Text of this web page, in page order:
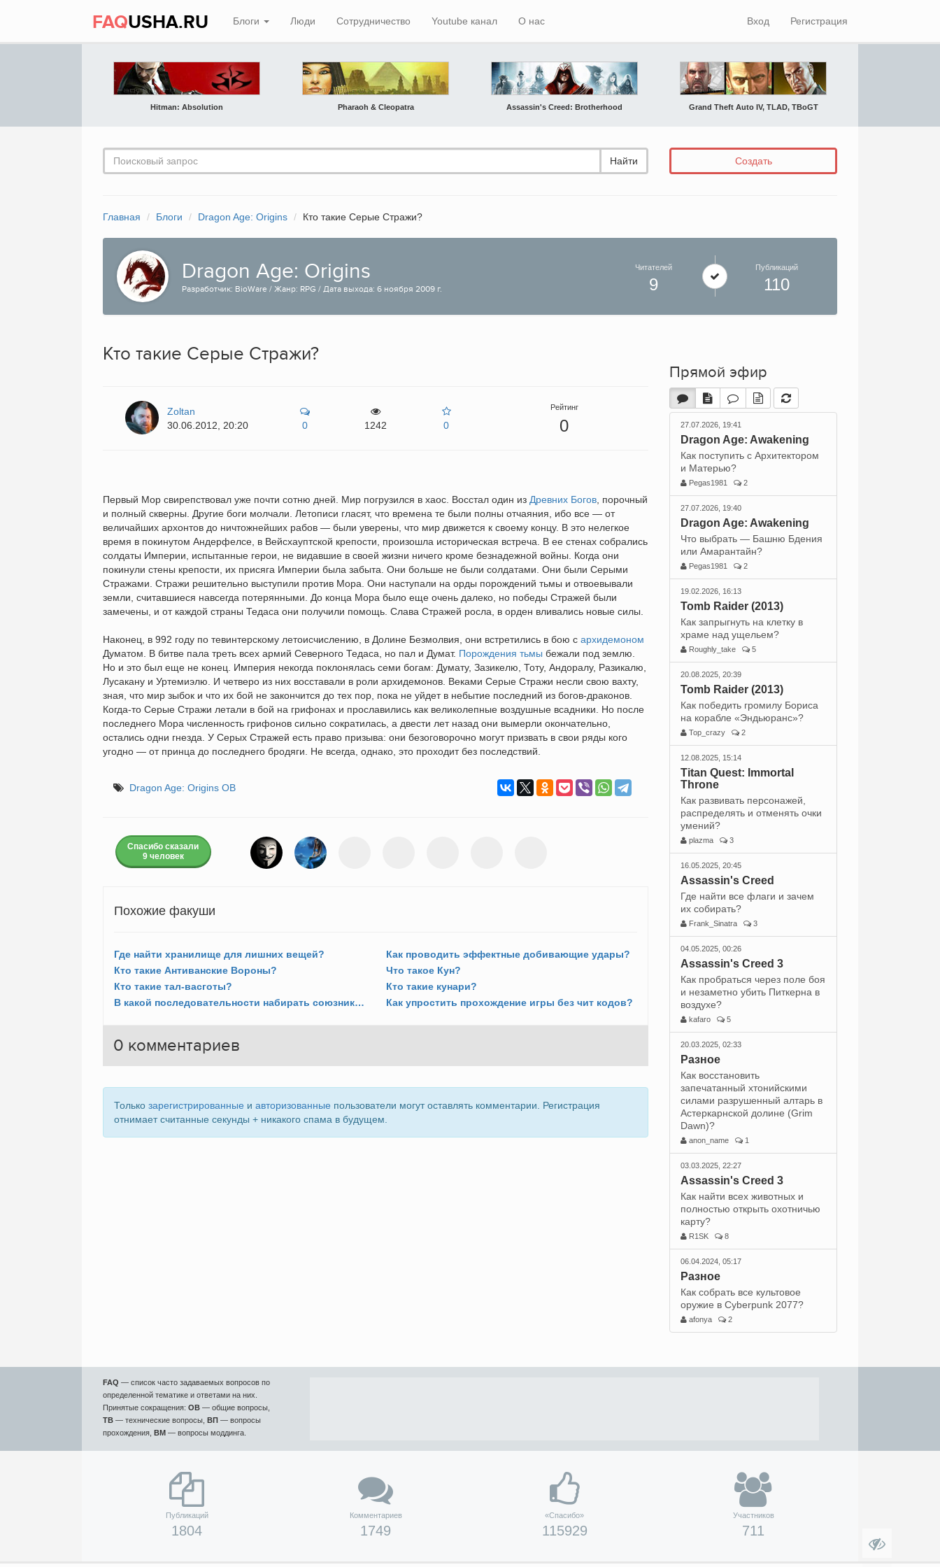
FAQUSHA.RU Блоги Люди Сотрудничество Youtube канал О нас Вход Регистрация
Hitman: Absolution Pharaoh & Cleopatra Assassin's Creed: Brotherhood Grand Theft Auto IV, TLAD, TBoGT
Найти Создать
Главная Блоги Dragon Age: Origins Кто такие Серые Стражи?
Dragon Age: Origins
Разработчик: BioWare / Жанр: RPG / Дата выхода: 6 ноября 2009 г.
Читателей
9
Публикаций
110
Кто такие Серые Стражи?
Zoltan
30.06.2012, 20:20
0 1242 0
Рейтинг
0
Первый Мор свирепствовал уже почти сотню дней. Мир погрузился в хаос. Восстал один из Древних Богов , порочный
и полный скверны. Другие боги молчали. Летописи гласят, что времена те были полны отчаяния, ибо все — от
величайших архонтов до ничтожнейших рабов — были уверены, что мир движется к своему концу. В это нелегкое
время в покинутом Андерфелсе, в Вейсхауптской крепости, произошла историческая встреча. В ее стенах собрались
солдаты Империи, испытанные герои, не видавшие в своей жизни ничего кроме безнадежной войны. Когда они
покинули стены крепости, их присяга Империи была забыта. Они больше не были солдатами. Они были Серыми
Стражами. Стражи решительно выступили против Мора. Они наступали на орды порождений тьмы и отвоевывали
земли, считавшиеся навсегда потерянными. До конца Мора было еще очень далеко, но победы Стражей были
замечены, и от каждой страны Тедаса они получили помощь. Слава Стражей росла, в орден вливались новые силы.
Наконец, в 992 году по тевинтерскому летоисчислению, в Долине Безмолвия, они встретились в бою с архидемоном
Думатом. В битве пала треть всех армий Северного Тедаса, но пал и Думат. Порождения тьмы бежали под землю.
Но и это был еще не конец. Империя некогда поклонялась семи богам: Думату, Зазикелю, Тоту, Андоралу, Разикалю,
Лусакану и Уртемиэлю. И четверо из них восставали в роли архидемонов. Веками Серые Стражи несли свою вахту,
зная, что мир зыбок и что их бой не закончится до тех пор, пока не уйдет в небытие последний из богов-драконов.
Когда-то Серые Стражи летали в бой на грифонах и прославились как великолепные воздушные всадники. Но после
последнего Мора численность грифонов сильно сократилась, а двести лет назад они вымерли окончательно,
остались одни гнезда. У Серых Стражей есть право призыва: они безоговорочно могут призвать в свои ряды кого
угодно — от принца до последнего бродяги. Не всегда, однако, это проходит без последствий.
Dragon Age: Origins ОВ
Спасибо сказали
9 человек
Похожие факуши
Где найти хранилище для лишних вещей?
Как проводить эффектные добивающие удары?
Кто такие Антиванские Вороны?
Что такое Кун?
Кто такие тал-васготы?
Кто такие кунари?
В какой последовательности набирать союзников против Мора?
Как упростить прохождение игры без чит кодов?
0 комментариев
Только зарегистрированные и авторизованные пользователи могут оставлять комментарии. Регистрация
отнимает считанные секунды + никакого спама в будущем.
Прямой эфир
27.07.2026, 19:41
Dragon Age: Awakening
Как поступить с Архитектором
и Матерью?
Pegas1981 2
27.07.2026, 19:40
Dragon Age: Awakening
Что выбрать — Башню Бдения
или Амарантайн?
Pegas1981 2
19.02.2026, 16:13
Tomb Raider (2013)
Как запрыгнуть на клетку в
храме над ущельем?
Roughly_take 5
20.08.2025, 20:39
Tomb Raider (2013)
Как победить громилу Бориса
на корабле «Эндьюранс»?
Top_crazy 2
12.08.2025, 15:14
Titan Quest: Immortal
Throne
Как развивать персонажей,
распределять и отменять очки
умений?
plazma 3
16.05.2025, 20:45
Assassin's Creed
Где найти все флаги и зачем
их собирать?
Frank_Sinatra 3
04.05.2025, 00:26
Assassin's Creed 3
Как пробраться через поле боя
и незаметно убить Питкерна в
воздухе?
kafaro 5
20.03.2025, 02:33
Разное
Как восстановить
запечатанный хтонийскими
силами разрушенный алтарь в
Астеркарнской долине (Grim
Dawn)?
anon_name 1
03.03.2025, 22:27
Assassin's Creed 3
Как найти всех животных и
полностью открыть охотничью
карту?
R1SK 8
06.04.2024, 05:17
Разное
Как собрать все культовое
оружие в Cyberpunk 2077?
afonya 2
FAQ — список часто задаваемых вопросов по
определенной тематике и ответами на них.
Принятые сокращения: ОВ — общие вопросы,
ТВ — технические вопросы, ВП — вопросы
прохождения, ВМ — вопросы моддинга.
Публикаций
1804
Комментариев
1749
«Спасибо»
115929
Участников
711